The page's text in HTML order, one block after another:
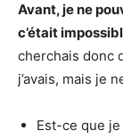
Avant, je ne
c’était
cherchais donc
j’avais, mais je
Est-ce que